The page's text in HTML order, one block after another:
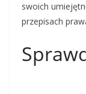
swoich
przepisach